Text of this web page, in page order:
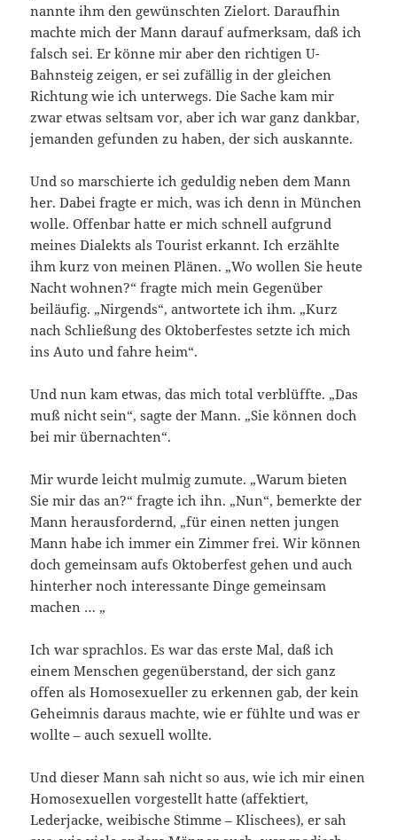
nannte ihm den gewünschten Zielort. Daraufhin
machte mich der Mann darauf aufmerksam, daß ich
falsch sei. Er könne mir aber den richtigen U-
Bahnsteig zeigen, er sei zufällig in der gleichen
Richtung wie ich unterwegs. Die Sache kam mir
zwar etwas seltsam vor, aber ich war ganz dankbar,
jemanden gefunden zu haben, der sich auskannte.
Und so marschierte ich geduldig neben dem Mann
her. Dabei fragte er mich, was ich denn in München
wolle. Offenbar hatte er mich schnell aufgrund
meines Dialekts als Tourist erkannt. Ich erzählte
ihm kurz von meinen Plänen. „Wo wollen Sie heute
Nacht wohnen?“ fragte mich mein Gegenüber
beiläufig. „Nirgends“, antwortete ich ihm. „Kurz
nach Schließung des Oktoberfestes setzte ich mich
ins Auto und fahre heim“.
Und nun kam etwas, das mich total verblüffte. „Das
muß nicht sein“, sagte der Mann. „Sie können doch
bei mir übernachten“.
Mir wurde leicht mulmig zumute. „Warum bieten
Sie mir das an?“ fragte ich ihn. „Nun“, bemerkte der
Mann herausfordernd, „für einen netten jungen
Mann habe ich immer ein Zimmer frei. Wir können
doch gemeinsam aufs Oktoberfest gehen und auch
hinterher noch interessante Dinge gemeinsam
machen … „
Ich war sprachlos. Es war das erste Mal, daß ich
einem Menschen gegenüberstand, der sich ganz
offen als Homosexueller zu erkennen gab, der kein
Geheimnis daraus machte, wie er fühlte und was er
wollte – auch sexuell wollte.
Und dieser Mann sah nicht so aus, wie ich mir einen
Homosexuellen vorgestellt hatte (affektiert,
Lederjacke, weibische Stimme – Klischees), er sah